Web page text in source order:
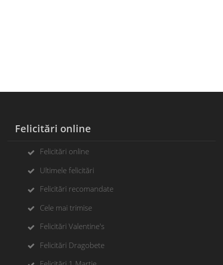
Felicitări online
Felicitări online
Ultimele felicitări
Felicitări recomandate
Cele mai trimise
Felicitări Valentine's
Felicitări Dragobete